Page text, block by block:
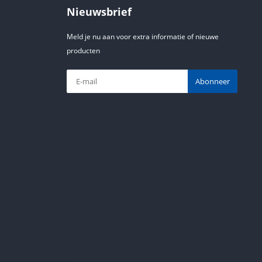
Nieuwsbrief
Meld je nu aan voor extra informatie of nieuwe
producten
Abonneer